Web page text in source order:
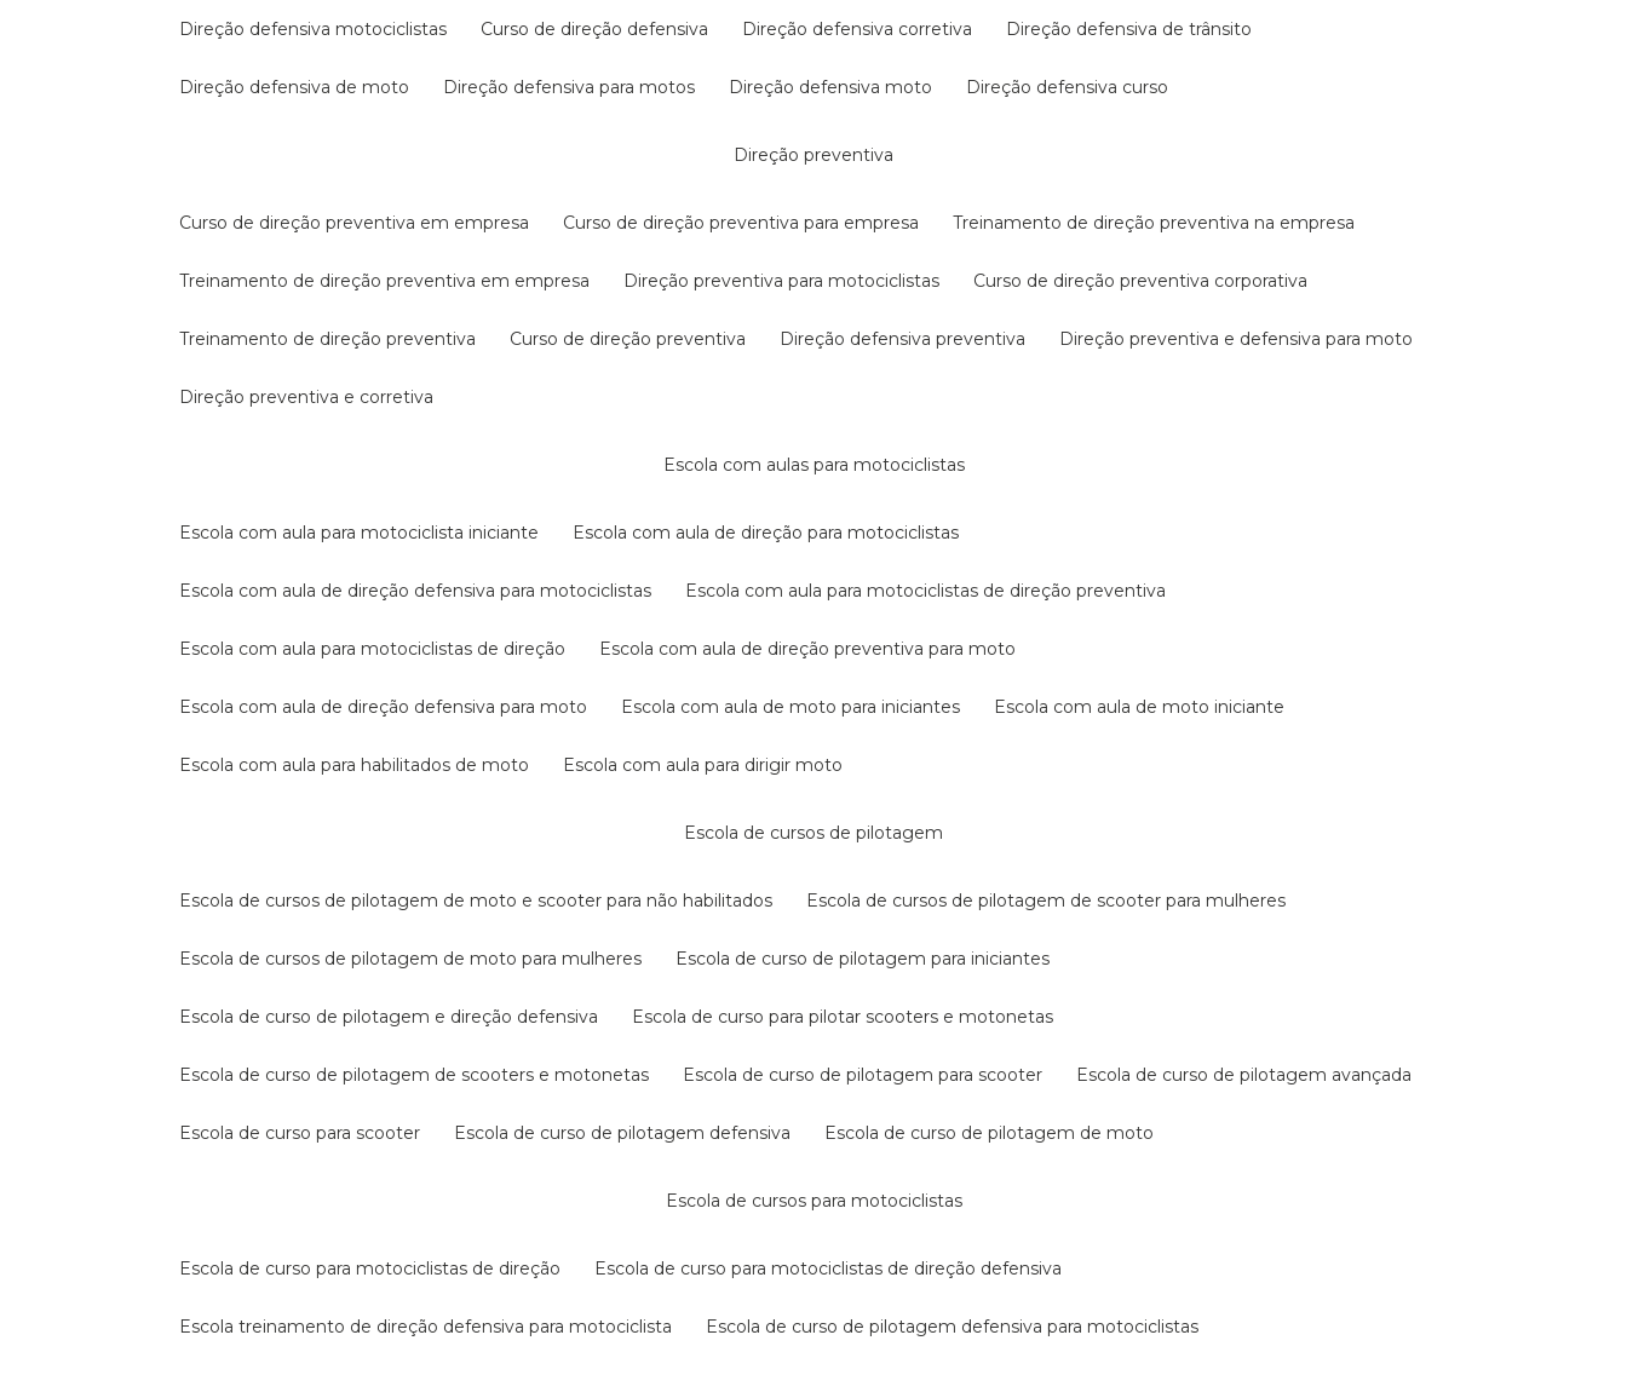
direção defensiva motociclistas curso de direção defensiva direção defensiva corretiva direção defensiva de trânsito
direção defensiva de moto direção defensiva para motos direção defensiva moto direção defensiva curso
direção preventiva
curso de direção preventiva em empresa curso de direção preventiva para empresa treinamento de direção preventiva na empresa
treinamento de direção preventiva em empresa direção preventiva para motociclistas curso de direção preventiva corporativa
treinamento de direção preventiva curso de direção preventiva direção defensiva preventiva direção preventiva e defensiva para moto
direção preventiva e corretiva
escola com aulas para motociclistas
escola com aula para motociclista iniciante escola com aula de direção para motociclistas
escola com aula de direção defensiva para motociclistas escola com aula para motociclistas de direção preventiva
escola com aula para motociclistas de direção escola com aula de direção preventiva para moto
escola com aula de direção defensiva para moto escola com aula de moto para iniciantes escola com aula de moto iniciante
escola com aula para habilitados de moto escola com aula para dirigir moto
escola de cursos de pilotagem
escola de cursos de pilotagem de moto e scooter para não habilitados escola de cursos de pilotagem de scooter para mulheres
escola de cursos de pilotagem de moto para mulheres escola de curso de pilotagem para iniciantes
escola de curso de pilotagem e direção defensiva escola de curso para pilotar scooters e motonetas
escola de curso de pilotagem de scooters e motonetas escola de curso de pilotagem para scooter escola de curso de pilotagem avançada
escola de curso para scooter escola de curso de pilotagem defensiva escola de curso de pilotagem de moto
escola de cursos para motociclistas
escola de curso para motociclistas de direção escola de curso para motociclistas de direção defensiva
escola treinamento de direção defensiva para motociclista escola de curso de pilotagem defensiva para motociclistas